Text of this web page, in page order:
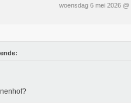
woensdag 6 mei 2026 @